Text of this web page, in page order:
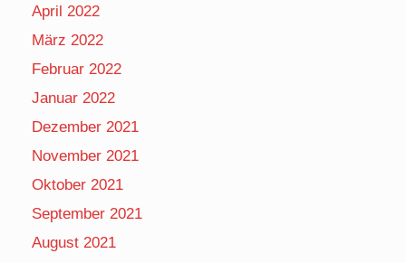
April 2022
März 2022
Februar 2022
Januar 2022
Dezember 2021
November 2021
Oktober 2021
September 2021
August 2021